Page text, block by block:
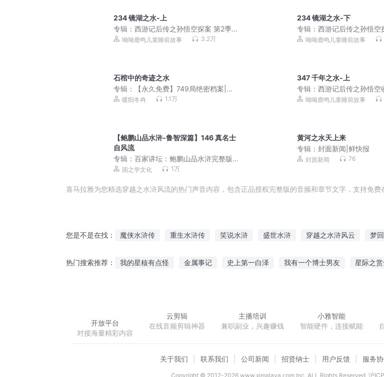
234 镜湖之水-上
专辑： 西游记后传之孙悟空探案 第2季 |
儿童睡前故事
呦呦鹿鸣儿童睡前故事 3.2万
234 镜湖之水-下
专辑：西游记后传之孙悟空
儿童睡前故事
呦呦鹿鸣儿童睡前故事
石棺中的奇迹之水
专辑：
【永久免费】749局绝密档案|真
实灵异事件|超自然
暖阳冬冉 1.1万
347 千年之水-上
专辑：西游记后传之孙悟空
睡前故事
呦呦鹿鸣儿童睡前故事
【鲍鹏山品水浒-鲁智深篇】146 真名士
自风流
专辑： 百家讲坛：鲍鹏山品水浒完整版 |
易中天骆玉明推荐
国之学文化 1万
黄河之水天上来
专辑：封面新闻|鲜快报
封面新闻 76
喜马拉雅为您精选穿越之水浒风流的热门声音内容，包含正品授权完整版的音频和章节文字，支持免费
您是不是在找： 魔侠水浒传 重生水浒传 笑说水浒 盛世水浒 穿越之水浒风云 梦
热门搜索推荐： 我的星核有点怪 金属事记 史上第一白泽 我有一个博士男友 星际之
开放平台
对接海量精彩内容
云剪辑
在线音频剪辑神器
主播培训
兼职副业，兴趣赚钱
小雅智能
智能硬件，连接赋能
关于我们 联系我们 公司新闻 招贤纳士 用户反馈 服务
Copyright © 2012-2026www.ximalaya.com lnc. ALL Rights Reserved 沪